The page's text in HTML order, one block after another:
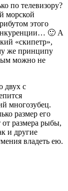
по телевизору?
морской
этого
🙂 А
«скипетр»,
же принципу
можно не
двух с
многозубец.
размер его
размера рыбы,
и другие
владеть ею.